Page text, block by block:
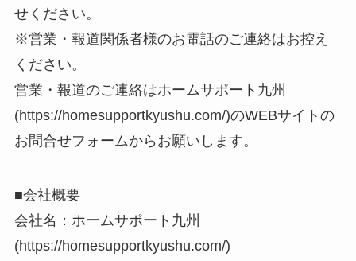
せください。
※営業・報道関係者様のお電話のご連絡はお控え
ください。
営業・報道のご連絡はホームサポート九州
(https://homesupportkyushu.com/)のWEBサイトの
お問合せフォームからお願いします。
■会社概要
会社名：ホームサポート九州
(https://homesupportkyushu.com/)